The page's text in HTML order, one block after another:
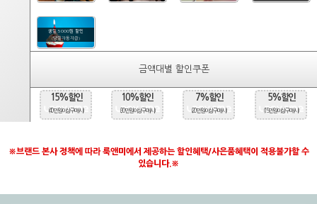
생일 5000원 할인
(당일자동지급)
금액대별 할인쿠폰
15%할인
(40만원 이상 구매시)
10%할인
(30만원 이상 구매시)
7%할인
(20만원 이상 구매시)
5%할인
(15만원 이상 구매시)
※브랜드 본사 정책에 따라 룩앤미에서 제공하는 할인혜택/사은품혜택이 적용불가할 수
있습니다.※